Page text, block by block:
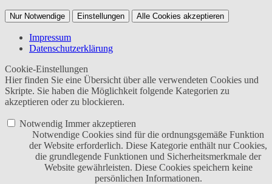
Nur Notwendige Einstellungen Alle Cookies akzeptieren
Impressum
Datenschutzerklärung
Cookie-Einstellungen
Hier finden Sie eine Übersicht über alle verwendeten Cookies und
Skripte. Sie haben die Möglichkeit folgende Kategorien zu
akzeptieren oder zu blockieren.
Notwendig Immer akzeptieren
Notwendige Cookies sind für die ordnungsgemäße Funktion
der Website erforderlich. Diese Kategorie enthält nur Cookies,
die grundlegende Funktionen und Sicherheitsmerkmale der
Website gewährleisten. Diese Cookies speichern keine
persönlichen Informationen.